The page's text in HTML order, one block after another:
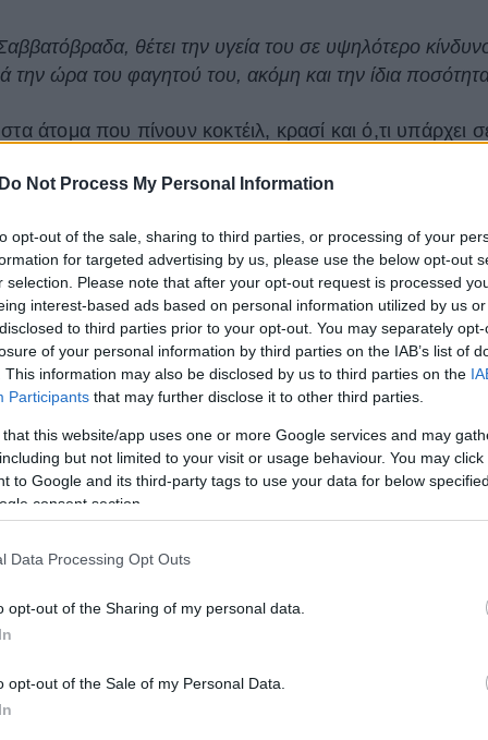
Do Not Process My Personal Information
opt-out of the sale, sharing to third parties, or processing of your
for targeted advertising by us, please use the below opt-out
selection. Please note that after your opt-out request is processed
interest-based ads based on personal information utilized by us
to third parties prior to your opt-out. You may separately
of your personal information by third parties on the IAB’s list of
This information may also be disclosed by us to third parties on the
Participants that may further disclose it to other third parties.
that this website/app uses one or more Google services and may
but not limited to your visit or usage behaviour. You may
to Google and its third-party tags to use your data for below
consent section.
Data Processing Opt Outs
opt-out of the Sharing of my personal data.
opt-out of the Sale of my Personal Data.
θέτει την υγεία του σε υψηλότερο
την ώρα του φαγητού του, ακόμη και την ίδια
άτομα που πίνουν κοκτέιλ, κρασί και ό,τι υπάρχει
έρευνα έρχεται να σου υποδείξει πως η τακτική
πιο ύπουλη από την καθημερινή κατανάλωση.
ό,τι πίστευες μέχρι σήμερα για την εγκράτειά
καθηγητή ψυχιατρικής και συμπεριφορικών
School of Medicine, Rudolf Moos: «Αυτό επιτρέπει
λανθασμένα ότι η αραιή κατανάλωση αλκοόλ είναι
μοτίβο».
της πρόσφατης έρευνας, που διαπίστωσε ότι
από 30, καταλήγουν σε κραιπάλη τα Σαββατοκύριακα